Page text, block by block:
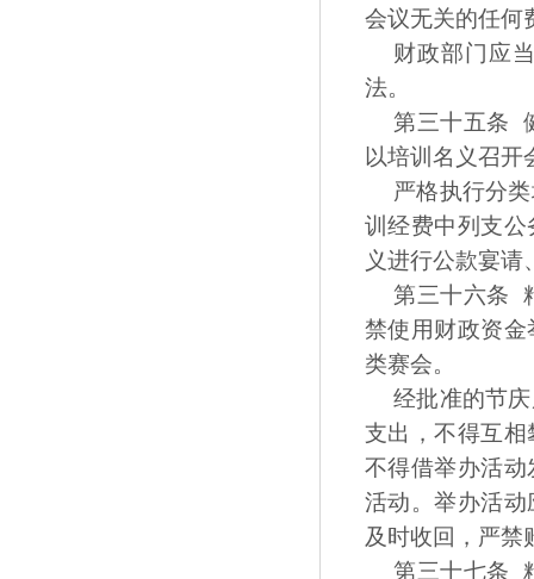
会议无关的任何
财政部门应
法。
第三十五条
以培训名义召开
严格执行分
训经费中列支
义进行公款宴请
第三十六条
禁使用财政资
类赛会。
经批准的节
支出，不得互
不得借举办活
活动。举办活
及时收回，严禁
第三十七条